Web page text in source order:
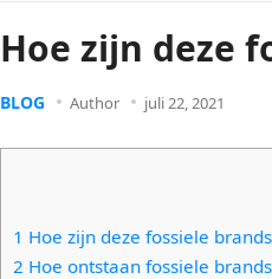
Hoe zijn deze
BLOG Author juli 22, 2021
1 Hoe zijn deze fossiele
2 Hoe ontstaan fossiele